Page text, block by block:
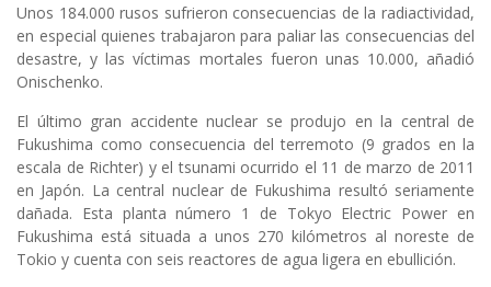
Unos 184.000 rusos sufrieron consecuencias de la radiactividad,
en especial quienes trabajaron para paliar las consecuencias del
desastre, y las víctimas mortales fueron unas 10.000, añadió
Onischenko.
El último gran accidente nuclear se produjo en la central de
Fukushima como consecuencia del terremoto (9 grados en la
escala de Richter) y el tsunami ocurrido el 11 de marzo de 2011
en Japón. La central nuclear de Fukushima resultó seriamente
dañada. Esta planta número 1 de Tokyo Electric Power en
Fukushima está situada a unos 270 kilómetros al noreste de
Tokio y cuenta con seis reactores de agua ligera en ebullición.